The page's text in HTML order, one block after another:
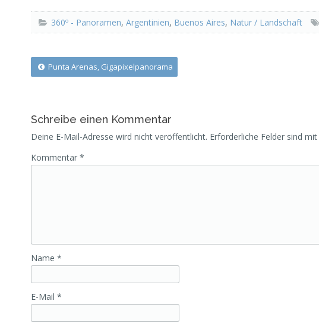
360º - Panoramen, Argentinien, Buenos Aires, Natur / Landschaft
PostPunta Arenas, Gigapixelpanorama
Schreibe einen Kommentar
Deine E-Mail-Adresse wird nicht veröffentlicht. Erforderliche Felder sind mit
Kommentar *
Name *
E-Mail *